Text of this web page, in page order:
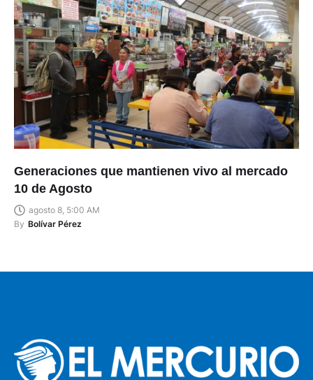
Generaciones que mantienen vivo al mercado
10 de Agosto
agosto 8, 5:00 AM
By Bolívar Pérez